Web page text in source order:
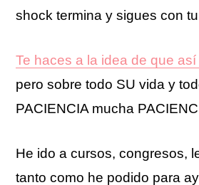
shock termina y sigues con
Te haces a la idea de que
pero sobre todo SU vida y
PACIENCIA mucha
He ido a cursos, congresos,
tanto como he podido para